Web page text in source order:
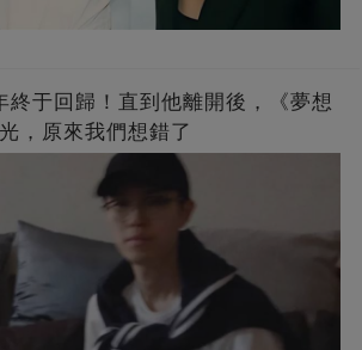
終于回歸！直到他離開後，《夢想
，原來我們想錯了